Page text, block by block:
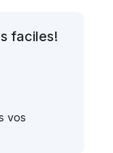
faciles!
vos